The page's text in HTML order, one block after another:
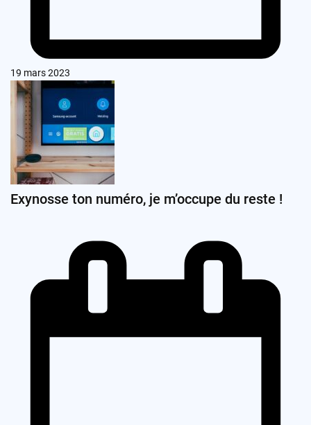
19 mars 2023
Exynosse ton numéro, je m’occupe du reste !